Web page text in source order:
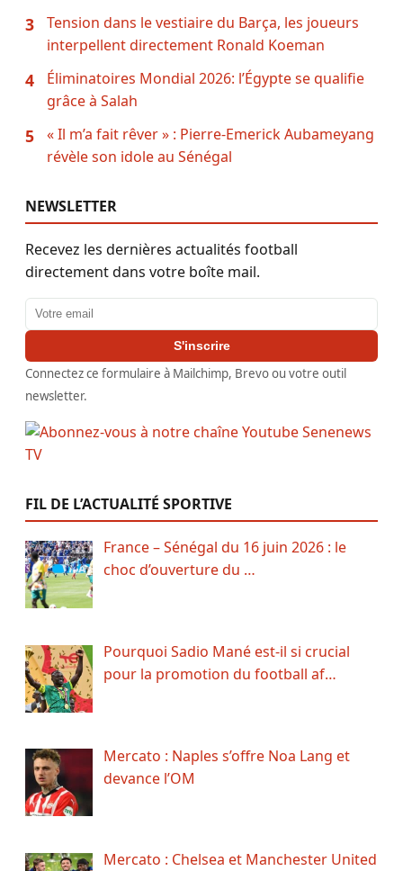
3
Tension dans le vestiaire du Barça, les joueurs
interpellent directement Ronald Koeman
4
Éliminatoires Mondial 2026: l’Égypte se qualifie
grâce à Salah
5
« Il m’a fait rêver » : Pierre-Emerick Aubameyang
révèle son idole au Sénégal
NEWSLETTER
Recevez les dernières actualités football
directement dans votre boîte mail.
Adresse email
S'inscrire
Connectez ce formulaire à Mailchimp, Brevo ou votre outil
newsletter.
FIL DE L’ACTUALITÉ SPORTIVE
France – Sénégal du 16 juin 2026 : le
choc d’ouverture du …
Pourquoi Sadio Mané est-il si crucial
pour la promotion du football af…
Mercato : Naples s’offre Noa Lang et
devance l’OM
Mercato : Chelsea et Manchester United